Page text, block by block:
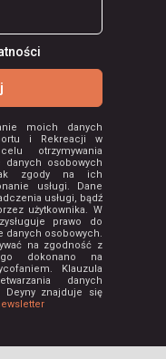
moich danych
i Rekreacji w
otrzymywania
danych osobowych
zgody na ich
usługi. Dane
usługi, bądź
użytkownika. W
prawo do
danych osobowych.
na zgodność z
dokonano na
Klauzula
danych
Deyny znajduje się